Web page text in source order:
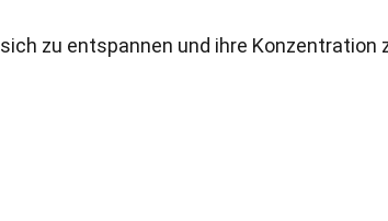
zu entspannen und ihre Konzentration